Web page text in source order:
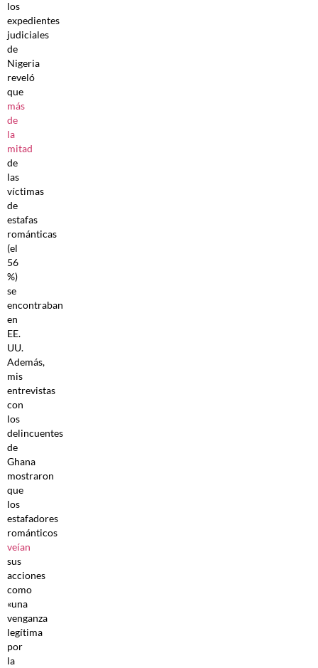
los
expedientes
judiciales
de
Nigeria
reveló
que
más
de
la
mitad
de
las
víctimas
de
estafas
románticas
(el
56
%)
se
encontraban
en
EE.
UU.
Además,
mis
entrevistas
con
los
delincuentes
de
Ghana
mostraron
que
los
estafadores
románticos
veían
sus
acciones
como
«una
venganza
legítima
por
la